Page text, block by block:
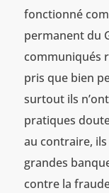
fonctionné
permanent du
communiqués
pris que bien
surtout ils
pratiques
au contraire,
grandes
contre la